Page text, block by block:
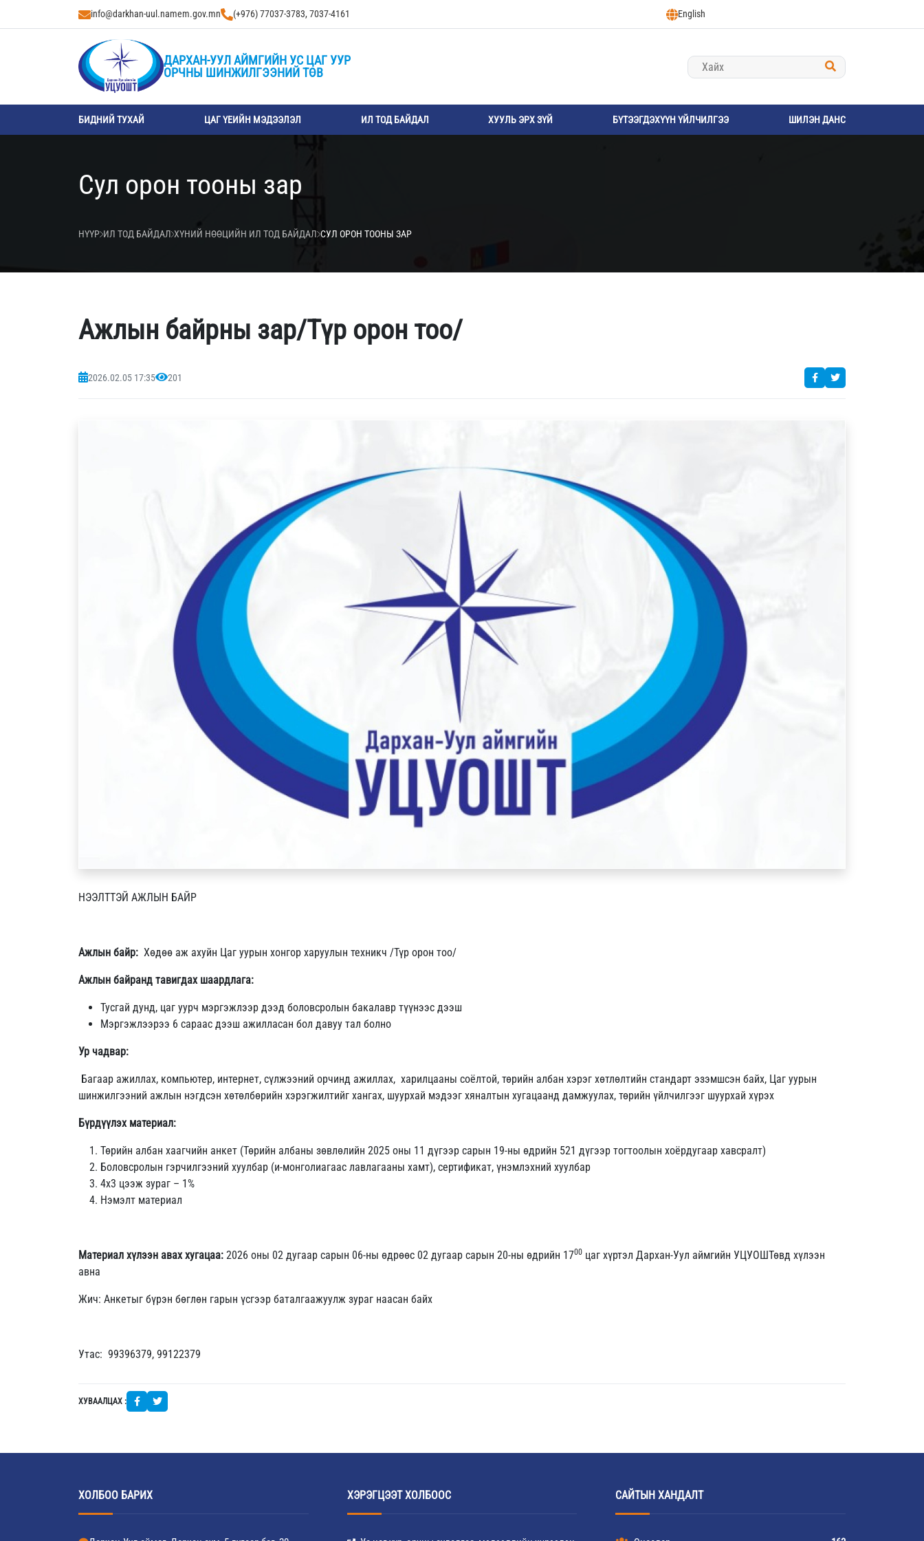
info@darkhan-uul.namem.gov.mn (+976) 77037-3783, 7037-4161 English
ДАРХАН-УУЛ АЙМГИЙН УС ЦАГ УУР
ОРЧНЫ ШИНЖИЛГЭЭНИЙ ТӨВ
БИДНИЙ ТУХАЙ ЦАГ ҮЕИЙН МЭДЭЭЛЭЛ ИЛ ТОД БАЙДАЛ ХУУЛЬ ЭРХ ЗҮЙ БҮТЭЭГДЭХҮҮН ҮЙЛЧИЛГЭЭ ШИЛЭН ДАНС
Сул орон тооны зар
НҮҮР ИЛ ТОД БАЙДАЛ ХҮНИЙ НӨӨЦИЙН ИЛ ТОД БАЙДАЛ СУЛ ОРОН ТООНЫ ЗАР
Ажлын байрны зар/Түр орон тоо/
2026.02.05 17:35 201
НЭЭЛТТЭЙ АЖЛЫН БАЙР
Ажлын байр: Хөдөө аж ахуйн Цаг уурын хонгор харуулын техникч /Түр орон тоо/
Ажлын байранд тавигдах шаардлага:
Тусгай дунд, цаг уурч мэргэжлээр дээд боловсролын бакалавр түүнээс дээш
Мэргэжлээрээ 6 сараас дээш ажилласан бол давуу тал болно
Ур чадвар:
Багаар ажиллах, компьютер, интернет, сүлжээний орчинд ажиллах, харилцааны соёлтой, төрийн албан хэрэг хөтлөлтийн стандарт эзэмшсэн байх, Цаг уурын
шинжилгээний ажлын нэгдсэн хөтөлбөрийн хэрэгжилтийг хангах, шуурхай мэдээг хяналтын хугацаанд дамжуулах, төрийн үйлчилгээг шуурхай хүрэх
Бүрдүүлэх материал:
Төрийн албан хаагчийн анкет (Төрийн албаны зөвлөлийн 2025 оны 11 дүгээр сарын 19-ны өдрийн 521 дүгээр тогтоолын хоёрдугаар хавсралт)
Боловсролын гэрчилгээний хуулбар (и-монголиагаас лавлагааны хамт), сертификат, үнэмлэхний хуулбар
4х3 цээж зураг – 1%
Нэмэлт материал
Материал хүлээн авах хугацаа: 2026 оны 02 дугаар сарын 06-ны өдрөөс 02 дугаар сарын 20-ны өдрийн 1700 цаг хүртэл Дархан-Уул аймгийн УЦУОШТөвд хүлээн
авна
Жич: Анкетыг бүрэн бөглөн гарын үсгээр баталгаажуулж зураг наасан байх
Утас: 99396379, 99122379
ХУВААЛЦАХ :
ХОЛБОО БАРИХ ХЭРЭГЦЭЭТ ХОЛБООС САЙТЫН ХАНДАЛТ